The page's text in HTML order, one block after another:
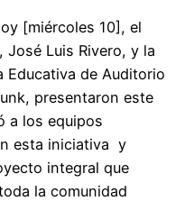
[miércoles 10], el
Luis Rivero, y la
de Auditorio
presentaron este
a los equipos
esta iniciativa y
integral que
la comunidad